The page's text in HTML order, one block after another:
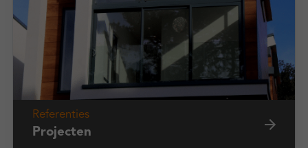
Referenties
Projecten